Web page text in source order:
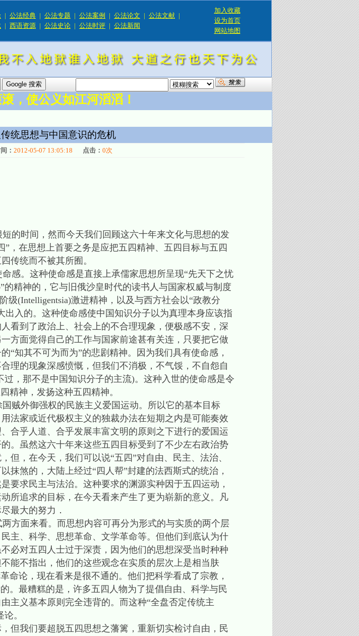
| 公法经典 | 公法专题 | 公法案例 | 公法论文 | 公法文献 |
| 西语资源 | 公法史论 | 公法时评 | 公法新闻
加入收藏
设为首页
网站地图
，使公义如江河滔滔！
统思想与中国意识的危机
： 2012-05-07 13:05:18 点击： 0次
的时间，然而今天我们回顾这六十年来文化与思想的发
，在思想上首要之务是应把五四精神、五四目标与五四
传统而不被其所囿。
感。这种使命感是直接上承儒家思想所呈现“先天下之忧
精神的，它与旧俄沙皇时代的读书人与国家权威与制度
级(Intelligentsia)激进精神，以及与西方社会以“政教分
入的。这种使命感使中国知识分子以为真理本身应该指
看到了政治上、社会上的不合理现象，便极感不安，深
方面觉得自己的工作与国家前途甚有关连，只要把它做
“知其不可为而为”的悲剧精神。因为我们具有使命感，
理的现象深感愤慨，但我们不消极，不气馁，不自怨自
，那不是中国知识分子的主流)。这种入世的使命感是令
精神，发扬这种五四精神。
贼外御强权的民族主义爱国运动。所以它的基本目标
法家或近代极权主义的独裁办法在短期之内是可能奏效
合乎人道、合乎发展丰富文明的原则之下进行的爱国运
。虽然这六十年来这些五四目标受到了不少左右政治势
但，在今天，我们可以说“五四”对自由、民主、法治、
抹煞的，大陆上经过“四人帮”封建的法西斯式的统治，
要求民主与法治。这种要求的渊源实种因于五四运动，
所追求的目标，在今天看来产生了更为崭新的意义。凡
最大的努力．
方面来看。而思想内容可再分为形式的与实质的两个层
主、科学、思想革命、文学革命等。但他们到底认为什
必对五四人士过于深责，因为他们的思想深受当时种种
能不指出，他们的这些观念在实质的层次上是相当肤
命论，现在看来是很不通的。他们把科学看成了宗教，
。最糟糕的是，许多五四人物为了提倡自由、科学与民
主义基本原则完全违背的。而这种“全盘否定传统主
。
但我们要超脱五四思想之藩篱，重新切实检讨自由，民